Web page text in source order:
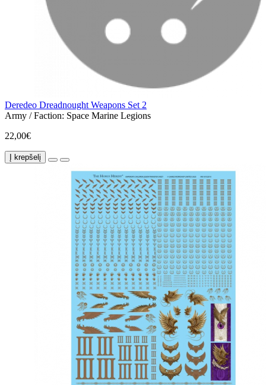
Deredeo Dreadnought Weapons Set 2
Army / Faction: Space Marine Legions
22,00€
Į krepšelį